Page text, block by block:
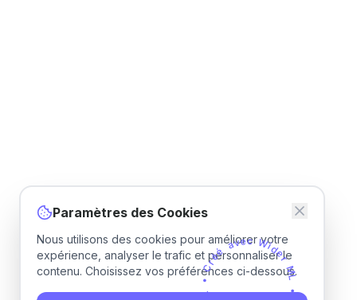
Paramètres des Cookies
Nous utilisons des cookies pour améliorer votre
expérience, analyser le trafic et personnaliser le
contenu. Choisissez vos préférences ci-dessous.
C
réé avecW
i
d
e
r
M
L
M
L
•